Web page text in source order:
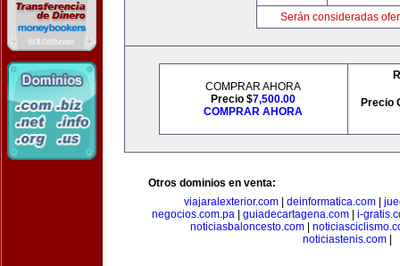
Serán consideradas
COMPRAR AHORA
Precio $7,500.00
COMPRAR AHORA
Precio
Otros dominios en venta:
viajaralexterior.com| deinformatica.com|
negocios.com.pa| guiadecartagena.com| i-
noticiasbaloncesto.com
noticiastenis.com